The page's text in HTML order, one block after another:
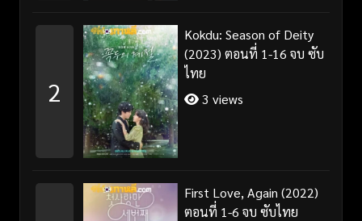
2
Kokdu: Season of Deity
(2023) ตอนที่ 1-16 จบ ซับ
ไทย
3 views
First Love, Again (2022)
ตอนที่ 1-6 จบ ซับไทย